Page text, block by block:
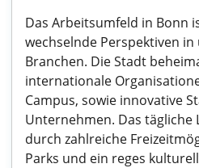
Das Arbeitsumfeld in Bonn
wechselnde Perspektiven
Branchen. Die Stadt
internationale
Campus, sowie innovative
Unternehmen. Das tägliche
durch zahlreiche
Parks und ein reges